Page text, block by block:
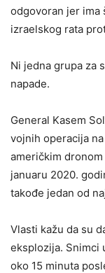
odgovoran jer ima
izraelskog rata
Ni jedna grupa za
napade.
General Kasem
vojnih operacija
američkim
januaru 2020.
takođe jedan od
Vlasti kažu da su
eksplozija. Snimci
oko 15 minuta